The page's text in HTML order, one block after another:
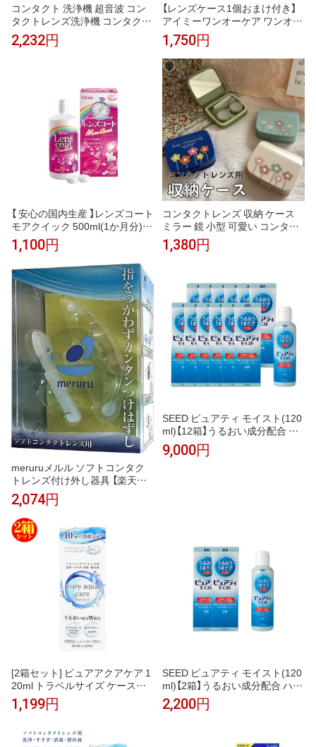
コンタクト 洗浄機 超音波 コン
タクトレンズ洗浄機 コンタクト
自動洗浄 コンタクトレンズクリ
ーナー 携帯型 振動 電動 レンズ
2,232円
【レンズケース1個おまけ付き】
アイミーワンオーケア ワンオー
ケア 120ml×3(合計3本) 使用期
限2年前後 ハードコンタクト専
用 安心の国産
1,750円
【 安心の国内生産 】レンズコート
モアクイック 500ml(1か月分)ソ
フト コンタクト ケース付き 保
存液 最安値に挑戦 アイミー 2w
eek ソフトコンタクト用
1,100円
コンタクトレンズ 収納 ケース
ミラー 鏡 小型 可愛い コンタク
トレンズケース シンプル ins 可
愛い
1,380円
meruruメルル ソフトコンタク
トレンズ付け外し器具 【楽天倉
庫直送h】指を触れずにつけはず
しができる 装着脱補助具 便利グ
ッズアイテム
2,074円
SEED ピュアティ モイスト(120
ml)【12箱】うるおい成分配合 ハ
ードコンタクトレンズ専用 洗浄
保存 タンパク除去 抗菌 ハード
9,000円
[2箱セット] ピュアアクアケア 1
20ml トラベルサイズ ケース付
洗浄 すすぎ 消毒 保存液 洗浄保
存液 pure aqua care ソフトコン
1,199円
SEED ピュアティ モイスト(120
ml)【2箱】うるおい成分配合 ハー
ドコンタクトレンズ専用 洗浄 保
存 タンパク除去 抗菌 ハードコ
2,200円